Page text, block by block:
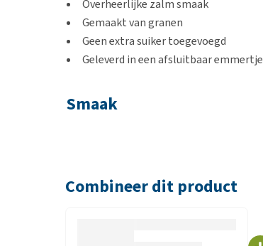
Overheerlijke zalm smaak
Gemaakt van granen
Geen extra suiker toegevoegd
Geleverd in een afsluitbaar emmertje
Smaak
Inhoud
Combineer dit product